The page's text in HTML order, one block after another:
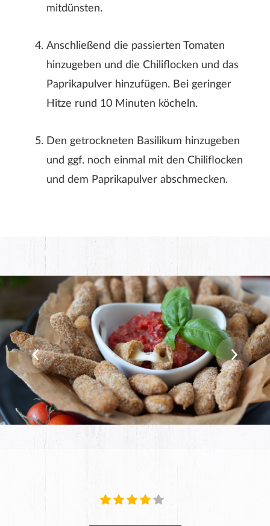
mitdünsten.
Anschließend die passierten Tomaten
hinzugeben und die Chiliflocken und das
Paprikapulver hinzufügen. Bei geringer
Hitze rund 10 Minuten köcheln.
Den getrockneten Basilikum hinzugeben
und ggf. noch einmal mit den Chiliflocken
und dem Paprikapulver abschmecken.